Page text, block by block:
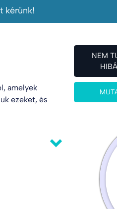
kérünk!
amelyek
ezeket, és
NEM